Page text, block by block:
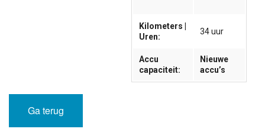
Kilometers |
Uren:
34 uur
Accu
capaciteit:
Nieuwe
accu’s
Ga terug